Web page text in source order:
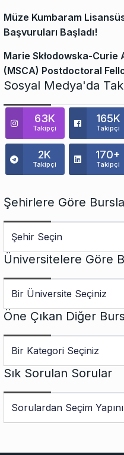
Müze Kumbaram
Başvuruları Başladı!
Marie Skłodowska-Curie
(MSCA) Postdoctoral
Sosyal Medya'da
63K
Takipçi
165K
Takipçi
2K
Takipçi
170+
Takipçi
Şehirlere Göre
Üniversitelere Göre
Öne Çıkan Diğer
Sık Sorulan Sorular